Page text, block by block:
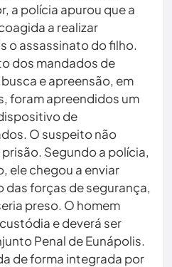
a polícia apurou que a
a realizar
o assassinato do filho.
dos mandados de
e apreensão, em
foram apreendidos um
de
O suspeito não
Segundo a polícia,
ele chegou a enviar
das forças de segurança,
preso. O homem
e deverá ser
Penal de Eunápolis.
de forma integrada por